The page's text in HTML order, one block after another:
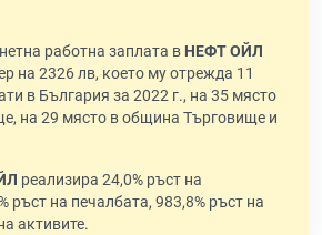
работна заплата в НЕФТ ОЙЛ
на 2326 лв, което му отрежда 11
в България за 2022 г., на 35 място
на 29 място в община Търговище и
реализира 24,0% ръст на
ръст на печалбата, 983,8% ръст на
активите.